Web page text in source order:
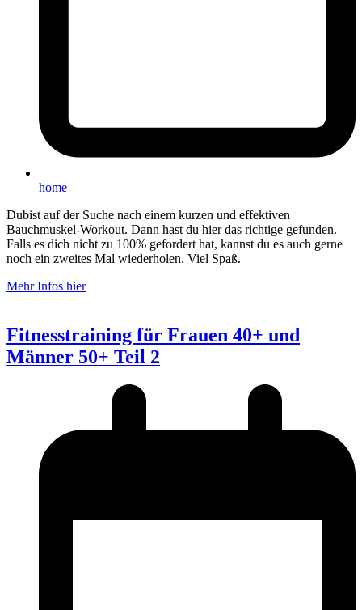
home
Dubist auf der Suche nach einem kurzen und effektiven
Bauchmuskel-Workout. Dann hast du hier das richtige gefunden.
Falls es dich nicht zu 100% gefordert hat, kannst du es auch gerne
noch ein zweites Mal wiederholen. Viel Spaß.
Mehr Infos hier
Fitnesstraining für Frauen 40+ und
Männer 50+ Teil 2